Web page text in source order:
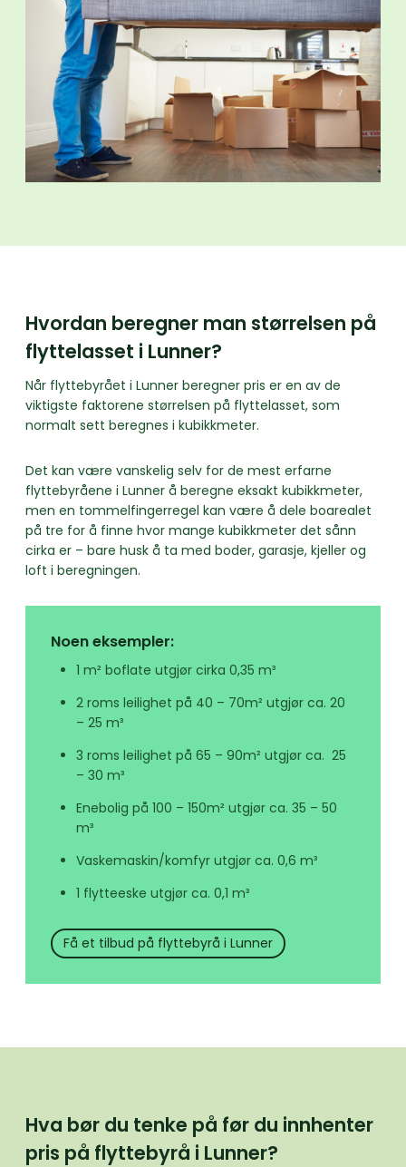
Hvordan beregner man størrelsen på
flyttelasset i Lunner?
Når flyttebyrået i Lunner beregner pris er en av de
viktigste faktorene størrelsen på flyttelasset, som
normalt sett beregnes i kubikkmeter.
Det kan være vanskelig selv for de mest erfarne
flyttebyråene i Lunner å beregne eksakt kubikkmeter,
men en tommelfingerregel kan være å dele boarealet
på tre for å finne hvor mange kubikkmeter det sånn
cirka er – bare husk å ta med boder, garasje, kjeller og
loft i beregningen.
Noen eksempler:
1 m² boflate utgjør cirka 0,35 m³
2 roms leilighet på 40 – 70m² utgjør ca. 20
– 25 m³
3 roms leilighet på 65 – 90m² utgjør ca. 25
– 30 m³
Enebolig på 100 – 150m² utgjør ca. 35 – 50
m³
Vaskemaskin/komfyr utgjør ca. 0,6 m³
1 flytteeske utgjør ca. 0,1 m³
Få et tilbud på flyttebyrå i Lunner
Hva bør du tenke på før du innhenter
pris på flyttebyrå i Lunner?